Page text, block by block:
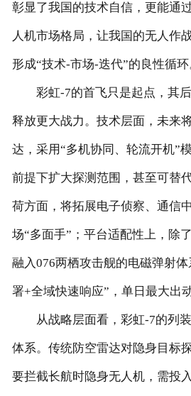
彰显了我国的技术自信，更能通
人机市场格局，让我国的无人作
形成“技术-市场-迭代”的良性循环
彩虹-7的首飞只是起点，其后
释放更大战力。技术层面，未来
达，采用“多机协同、轮流开机”
前提下扩大探测范围，甚至可替
荷方面，将拓展电子侦察、通信
场“多面手”；平台适配性上，除
融入076两栖攻击舰的电磁弹射
署+全域快速响应”，单日最大出
从战略层面看，彩虹-7的列装
体系。传统防空雷达对隐身目标
要拦截长航时隐身无人机，需投